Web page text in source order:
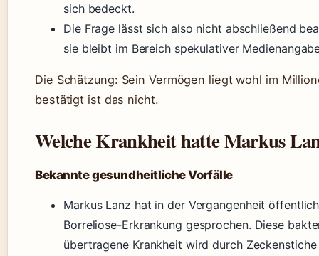
sich bedeckt.
Die Frage lässt sich also nicht abschließend
sie bleibt im Bereich spekulativer
Die Schätzung: Sein Vermögen liegt wohl im
bestätigt ist das nicht.
Welche Krankheit hatte Markus
Bekannte gesundheitliche Vorfälle
Markus Lanz hat in der Vergangenheit
Borreliose-Erkrankung gesprochen. Diese
übertragene Krankheit wird durch